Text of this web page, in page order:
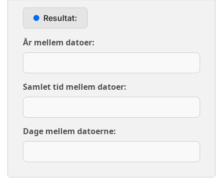
Resultat:
År mellem datoer:
Samlet tid mellem datoer:
Dage mellem datoerne: